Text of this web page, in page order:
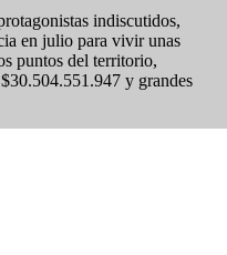
indiscutidos,
en julio para vivir unas
puntos del territorio,
y grandes